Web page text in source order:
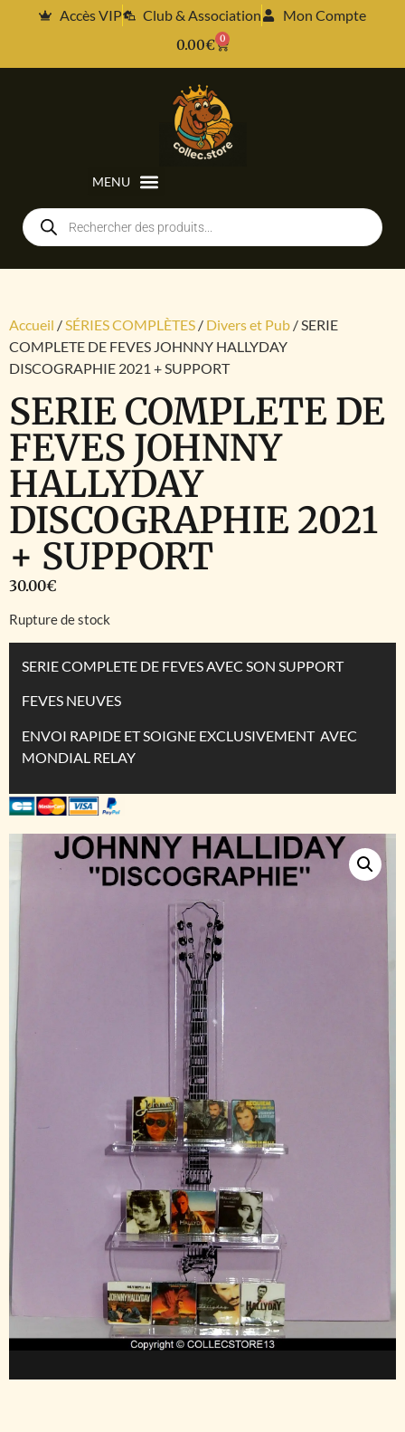
Accès VIP Club & Association
Mon Compte
0.00€ 0
Accueil /SÉRIES COMPLÈTES / Divers et Pub / SERIE
COMPLETE DE FEVES JOHNNY HALLYDAY
DISCOGRAPHIE 2021 + SUPPORT
SERIE COMPLETE DE
FEVES JOHNNY
HALLYDAY
DISCOGRAPHIE 2021
+ SUPPORT
30.00€
Rupture de stock
SERIE COMPLETE DE FEVES AVEC SON SUPPORT
FEVES NEUVES
ENVOI RAPIDE ET SOIGNE EXCLUSIVEMENT AVEC
MONDIAL RELAY